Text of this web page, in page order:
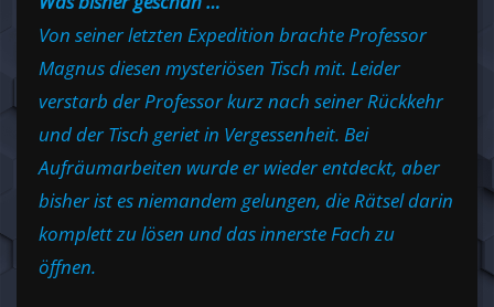
Von seiner letzten Expedition brachte Professor
Magnus diesen mysteriösen Tisch mit. Leider
verstarb der Professor kurz nach seiner Rückkehr
und der Tisch geriet in Vergessenheit. Bei
Aufräumarbeiten wurde er wieder entdeckt, aber
bisher ist es niemandem gelungen, die Rätsel darin
komplett zu lösen und das innerste Fach zu
öffnen.